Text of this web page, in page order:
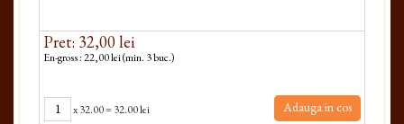
Pret: 32,00 lei
En-gross : 22,00 lei (min. 3 buc.)
x32.00= 32.00 lei Adauga in cos